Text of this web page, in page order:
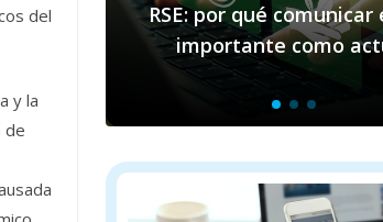
del
y la
de
por qué comunicar es tan
importante como actuar